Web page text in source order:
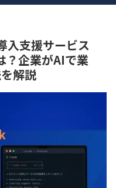
支援サービス
？企業がAIで業
解説